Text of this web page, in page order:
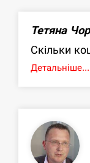
Тетяна
Скільки
Детальніше...